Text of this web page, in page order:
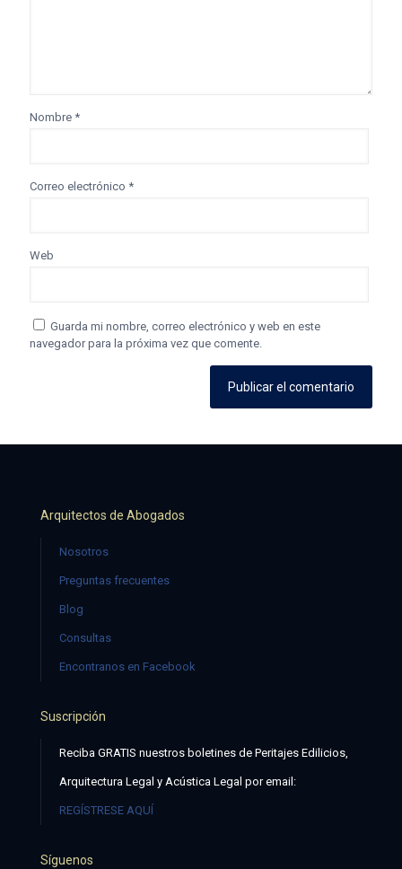
Nombre *
Correo electrónico *
Web
Guarda mi nombre, correo electrónico y web en este
navegador para la próxima vez que comente.
Arquitectos de Abogados
Nosotros
Preguntas frecuentes
Blog
Consultas
Encontranos en Facebook
Suscripción
Reciba GRATIS nuestros boletines de Peritajes Edilicios,
Arquitectura Legal y Acústica Legal por email:
REGÍSTRESE AQUÍ
Síguenos